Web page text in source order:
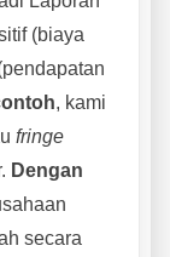
(biaya
, kami
fringe
Dengan
secara